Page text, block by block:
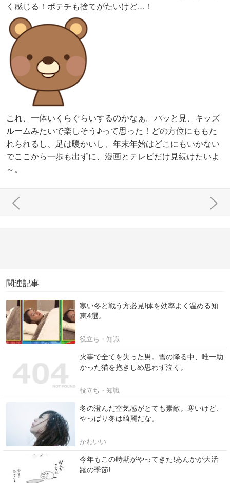
く感じる！ポテチも捨てがたいけど…！
これ、一体いくらぐらいするのかなぁ。パッと見、キッズ
ルームみたいで楽しそう♪って思った！どの方位にももた
れられるし、足は暖かいし、年末年始はどこにもいかない
でここから一歩も出ずに、漫画とテレビだけ見続けたいよ
～。
関連記事
寒い冬と戦う方必見!体を効率よく温める知
恵4選。
役立ち・知識
火事で全てを失った男。雪の降る中、唯一助
かった猫を抱きしめ思わず泣く。
役立ち・知識
冬の澄んだ空気感がとても素敵。寒いけど、
やっぱり冬は綺麗だな。
かわいい
今年もこの時期がやってきた!あんかが大活
躍の季節!